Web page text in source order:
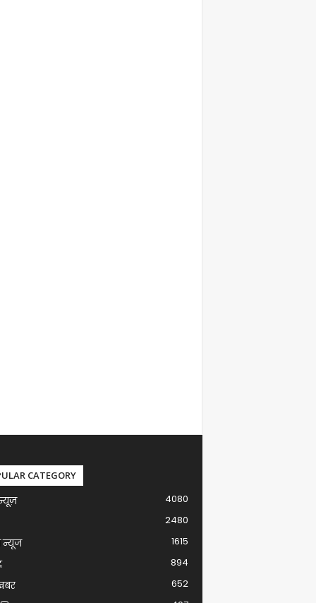
CATEGORY
4080
2480
न्यूज
1615
894
652